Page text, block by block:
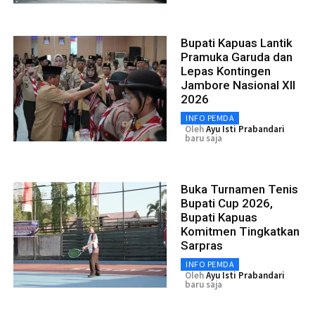
Bupati Kapuas Lantik
Pramuka Garuda dan
Lepas Kontingen
Jambore Nasional XII
2026
INFO PEMDA
OlehAyu Isti Prabandari
baru saja
Buka Turnamen Tenis
Bupati Cup 2026,
Bupati Kapuas
Komitmen Tingkatkan
Sarpras
INFO PEMDA
OlehAyu Isti Prabandari
baru saja